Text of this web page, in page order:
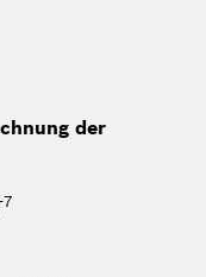
der
-7